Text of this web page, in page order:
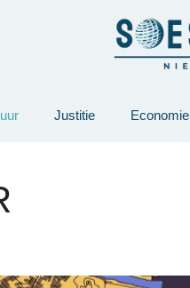
Justitie Economie